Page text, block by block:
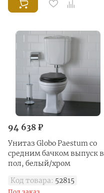
94 638 ₽
Унитаз Globo Paestum со
средним бачком выпуск в
пол, белый/хром
Код товара: 52815